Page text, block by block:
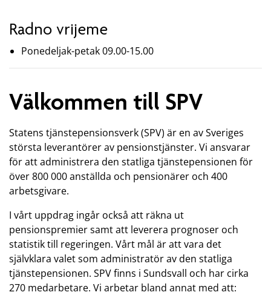
Radno vrijeme
Ponedeljak-petak 09.00-15.00
Välkommen till SPV
Statens tjänstepensionsverk (SPV) är en av Sveriges
största leverantörer av pensionstjänster. Vi ansvarar
för att administrera den statliga tjänstepensionen för
över 800 000 anställda och pensionärer och 400
arbetsgivare.
I vårt uppdrag ingår också att räkna ut
pensionspremier samt att leverera prognoser och
statistik till regeringen. Vårt mål är att vara det
självklara valet som administratör av den statliga
tjänstepensionen. SPV finns i Sundsvall och har cirka
270 medarbetare. Vi arbetar bland annat med att: